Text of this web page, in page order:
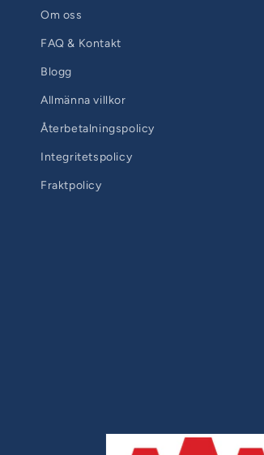
Om oss
FAQ & Kontakt
Blogg
Allmänna villkor
Återbetalningspolicy
Integritetspolicy
Fraktpolicy